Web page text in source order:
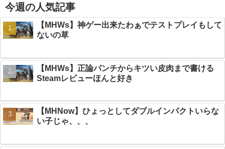
今週の人気記事
【MHWs】神ゲー出来たわぁでテストプレイもして
ないの草
【MHWs】正論パンチからキツい皮肉まで書ける
Steamレビューほんと好き
【MHNow】ひょっとしてダブルインパクトいらな
い子じゃ、、、